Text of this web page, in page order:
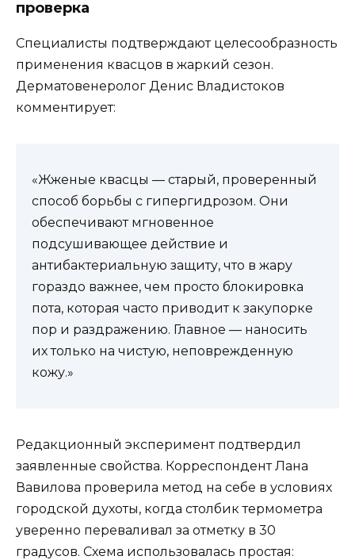
проверка
Специалисты подтверждают целесообразность
применения квасцов в жаркий сезон.
Дерматовенеролог Денис Владистоков
комментирует:
«Жженые квасцы — старый, проверенный
способ борьбы с гипергидрозом. Они
обеспечивают мгновенное
подсушивающее действие и
антибактериальную защиту, что в жару
гораздо важнее, чем просто блокировка
пота, которая часто приводит к закупорке
пор и раздражению. Главное — наносить
их только на чистую, неповрежденную
кожу.»
Редакционный эксперимент подтвердил
заявленные свойства. Корреспондент Лана
Вавилова проверила метод на себе в условиях
городской духоты, когда столбик термометра
уверенно переваливал за отметку в 30
градусов. Схема использовалась простая: